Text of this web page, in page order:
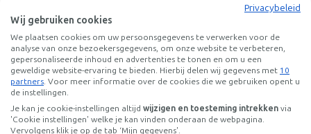
Privacybeleid
Wij gebruiken cookies
We plaatsen cookies om uw persoonsgegevens te verwerken voor de
analyse van onze bezoekersgegevens, om onze website te verbeteren,
gepersonaliseerde inhoud en advertenties te tonen en om u een
geweldige website-ervaring te bieden. Hierbij delen wij gegevens met 10
partners. Voor meer informatie over de cookies die we gebruiken opent u
de instellingen.
Je kan je cookie-instellingen altijd wijzigen en toesteming intrekken via
'Cookie instellingen' welke je kan vinden onderaan de webpagina.
Vervolgens klik je op de tab ‘Mijn gegevens'.